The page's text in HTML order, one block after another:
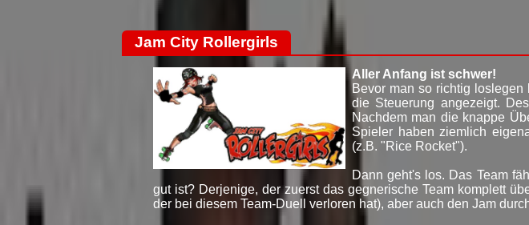
Jam City Rollergirls
Aller Anfang ist schwer!
Bevor man so richtig
die Steuerung angezeigt.
Nachdem man die knappe
Spieler haben ziemlich
(z.B. "Rice Rocket").
Dann geht's los. Das Team
gut ist? Derjenige, der zuerst das gegnerische Team komplett
der bei diesem Team-Duell verloren hat), aber auch den Jam